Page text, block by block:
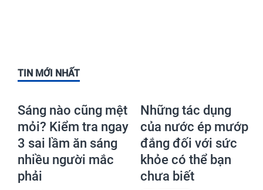
TIN MỚI NHẤT
Sáng nào cũng mệt
mỏi? Kiểm tra ngay
3 sai lầm ăn sáng
nhiều người mắc
phải
Những tác dụng
của nước ép mướp
đắng đối với sức
khỏe có thể bạn
chưa biết